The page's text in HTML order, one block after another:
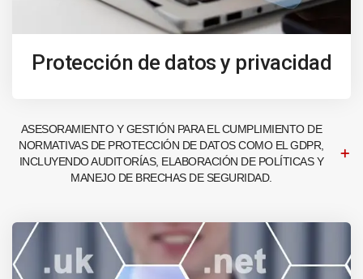
Protección de datos y privacidad
ASESORAMIENTO Y GESTIÓN PARA EL CUMPLIMIENTO DE
NORMATIVAS DE PROTECCIÓN DE DATOS COMO EL GDPR,
INCLUYENDO AUDITORÍAS, ELABORACIÓN DE POLÍTICAS Y
MANEJO DE BRECHAS DE SEGURIDAD.